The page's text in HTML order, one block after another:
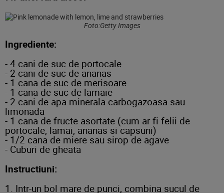
Foto:Getty Images
Ingrediente:
- 4 cani de suc de portocale
- 2 cani de suc de ananas
- 1 cana de suc de merisoare
- 1 cana de suc de lamaie
- 2 cani de apa minerala carbogazoasa sau
limonada
- 1 cana de fructe asortate (cum ar fi felii de
portocale, lamai, ananas si capsuni)
- 1/2 cana de miere sau sirop de agave
- Cuburi de gheata
Instructiuni:
1. Intr-un bol mare de punci, combina sucul de